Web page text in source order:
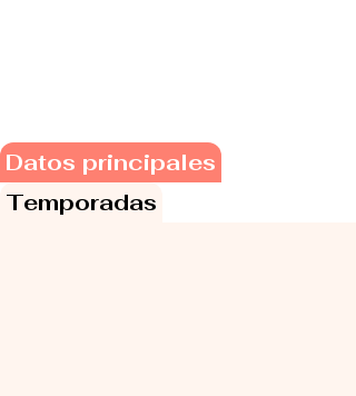
Datos principales
Temporadas